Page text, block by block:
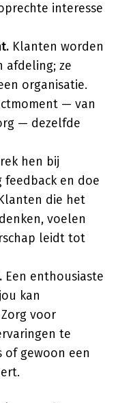
interesse
Klanten worden
afdeling; ze
organisatie.
— van
— dezelfde
hen bij
en doe
die het
voelen
leidt tot
Een enthousiaste
kan
voor
te
of gewoon een